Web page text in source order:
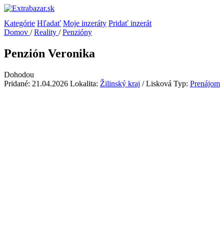
Kategórie Hľadať Moje inzeráty Pridať inzerát
Domov / Reality / Penzióny
Penzión Veronika
Dohodou
Pridané: 21.04.2026 Lokalita: Žilinský kraj / Lisková Typ: Prenájom